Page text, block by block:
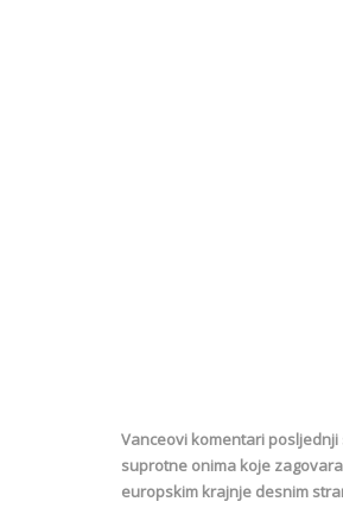
Vanceovi komentari
suprotne onima koje
europskim krajnje desnim